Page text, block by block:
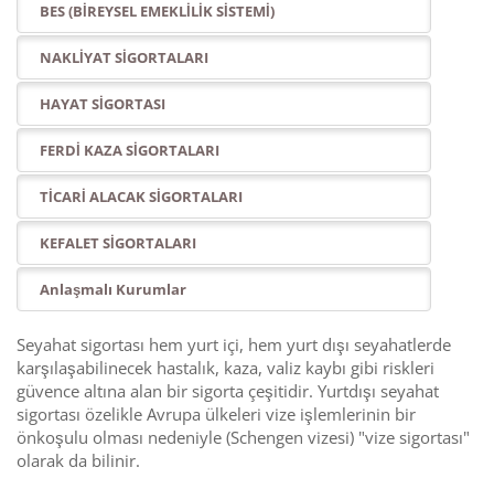
BES (BİREYSEL EMEKLİLİK SİSTEMİ)
NAKLİYAT SİGORTALARI
HAYAT SİGORTASI
FERDİ KAZA SİGORTALARI
TİCARİ ALACAK SİGORTALARI
KEFALET SİGORTALARI
Anlaşmalı Kurumlar
Seyahat sigortası hem yurt içi, hem yurt dışı seyahatlerde
karşılaşabilinecek hastalık, kaza, valiz kaybı gibi riskleri
güvence altına alan bir sigorta çeşitidir. Yurtdışı seyahat
sigortası özelikle Avrupa ülkeleri vize işlemlerinin bir
önkoşulu olması nedeniyle (Schengen vizesi) "vize sigortası"
olarak da bilinir.